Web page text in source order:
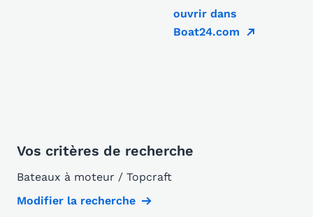
ouvrir dans
Boat24.com
Vos critères de recherche
Bateaux à moteur / Topcraft
Modifier la recherche